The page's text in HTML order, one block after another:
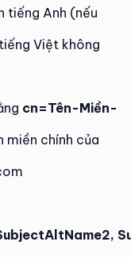
tiếng Anh (nếu
Việt không
cn=Tên-Miền-
miền chính của